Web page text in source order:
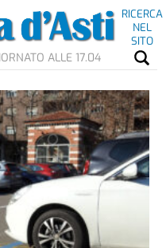
RICERCA
NEL
SITO
ALLE 17.04